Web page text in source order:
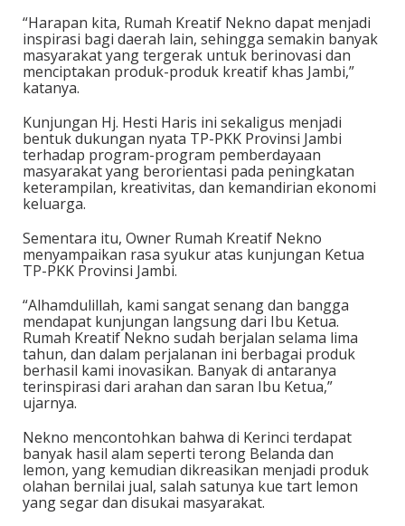
“Harapan kita, Rumah Kreatif Nekno dapat menjadi
inspirasi bagi daerah lain, sehingga semakin banyak
masyarakat yang tergerak untuk berinovasi dan
menciptakan produk-produk kreatif khas Jambi,”
katanya.
Kunjungan Hj. Hesti Haris ini sekaligus menjadi
bentuk dukungan nyata TP-PKK Provinsi Jambi
terhadap program-program pemberdayaan
masyarakat yang berorientasi pada peningkatan
keterampilan, kreativitas, dan kemandirian ekonomi
keluarga.
Sementara itu, Owner Rumah Kreatif Nekno
menyampaikan rasa syukur atas kunjungan Ketua
TP-PKK Provinsi Jambi.
“Alhamdulillah, kami sangat senang dan bangga
mendapat kunjungan langsung dari Ibu Ketua.
Rumah Kreatif Nekno sudah berjalan selama lima
tahun, dan dalam perjalanan ini berbagai produk
berhasil kami inovasikan. Banyak di antaranya
terinspirasi dari arahan dan saran Ibu Ketua,”
ujarnya.
Nekno mencontohkan bahwa di Kerinci terdapat
banyak hasil alam seperti terong Belanda dan
lemon, yang kemudian dikreasikan menjadi produk
olahan bernilai jual, salah satunya kue tart lemon
yang segar dan disukai masyarakat.